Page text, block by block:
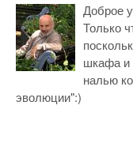
Доброе
Только
шкафа и
налью
эволюции":)